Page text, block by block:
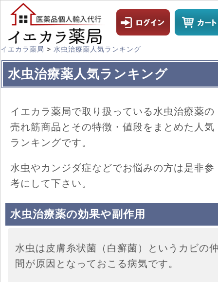
イエカラ薬局 > 水虫治療薬人気ランキング
水虫治療薬人気ランキング
イエカラ薬局で取り扱っている水虫治療薬の
売れ筋商品とその特徴・値段をまとめた人気
ランキングです。
水虫やカンジダ症などでお悩みの方は是非参
考にして下さい。
水虫治療薬の効果や副作用
水虫は皮膚糸状菌（白癬菌）というカビの
間が原因となっておこる病気です。